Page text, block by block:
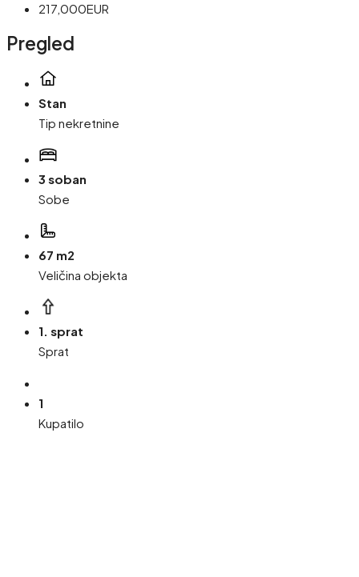
217,000EUR
Pregled
Stan
Tip nekretnine
3 soban
Sobe
67 m2
Veličina objekta
1. sprat
Sprat
1
Kupatilo